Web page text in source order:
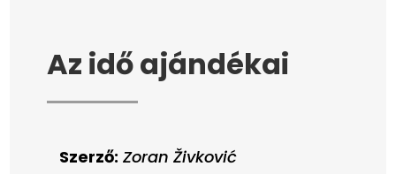
Az idő ajándékai
Szerző: Zoran Živković